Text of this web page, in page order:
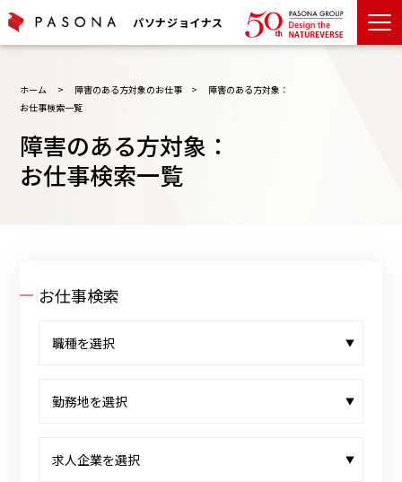
パソナジョイナス
ホーム > 障害のある方対象のお仕事 >
障害のある方対象：
お仕事検索一覧
障害のある方対象：
お仕事検索一覧
お仕事検索
▼
▼
▼